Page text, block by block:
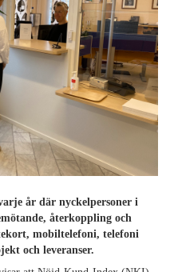
år där nyckelpersoner i
återkoppling och
mobiltelefoni, telefoni
och leveranser.